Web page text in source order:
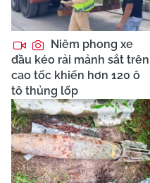
Niêm phong xe
đầu kéo rải mảnh sắt trên
cao tốc khiến hơn 120 ô
tô thủng lốp